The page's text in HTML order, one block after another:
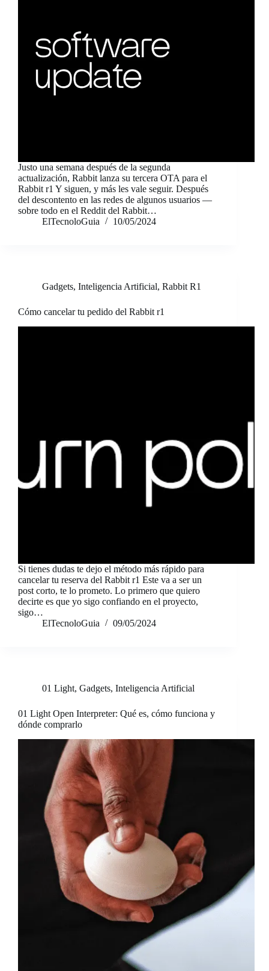
Justo una semana después de la segunda
actualización, Rabbit lanza su tercera OTA para el
Rabbit r1 Y siguen, y más les vale seguir. Después
del descontento en las redes de algunos usuarios —
sobre todo en el Reddit del Rabbit…
ElTecnoloGuia
10/05/2024
Gadgets, Inteligencia Artificial, Rabbit R1
Cómo cancelar tu pedido del Rabbit r1
Si tienes dudas te dejo el método más rápido para
cancelar tu reserva del Rabbit r1 Este va a ser un
post corto, te lo prometo. Lo primero que quiero
decirte es que yo sigo confiando en el proyecto,
sigo…
ElTecnoloGuia
09/05/2024
01 Light, Gadgets, Inteligencia Artificial
01 Light Open Interpreter: Qué es, cómo funciona y
dónde comprarlo